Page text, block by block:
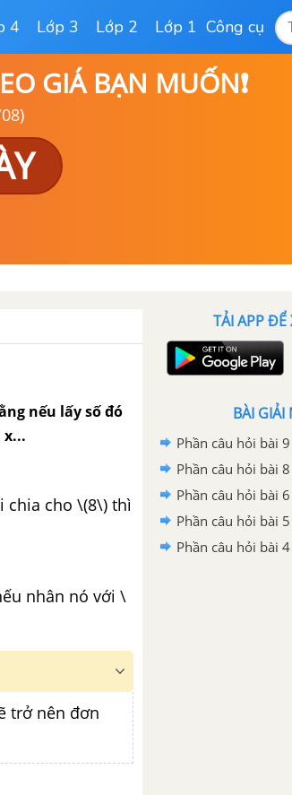
4 Lớp 3 Lớp 2 Lớp 1 Công cụ
GIÁ BẠN MUỐN❗
nếu lấy số đó
x...
chia cho \(8\) thì
nhân nó với \
trở nên đơn
TẢI APP ĐỂ
BÀI GIẢI